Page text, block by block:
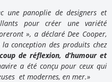
une panoplie de designers et
pour créer une variété
», a déclaré Dee Cooper,
conception des produits chez
de réflexion, d’humour et
a été conçu pour ceux qui
et modernes, en mer.»